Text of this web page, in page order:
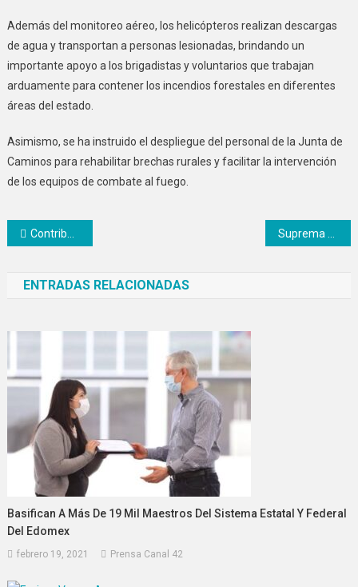
Además del monitoreo aéreo, los helicópteros realizan descargas
de agua y transportan a personas lesionadas, brindando un
importante apoyo a los brigadistas y voluntarios que trabajan
arduamente para contener los incendios forestales en diferentes
áreas del estado.
Asimismo, se ha instruido el despliegue del personal de la Junta de
Caminos para rehabilitar brechas rurales y facilitar la intervención
de los equipos de combate al fuego.
Navegación
entradas
Contribuyentes podrán pagar impuestos en parcialidades tras Declaración Anual 2023
ENTRADAS RELACIONADAS
Basifican A Más De 19 Mil Maestros Del Sistema Estatal Y Federal
Del Edomex
febrero 19, 2021 Prensa Canal 42